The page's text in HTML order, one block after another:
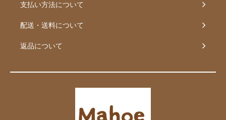
支払い方法について
配送・送料について
返品について